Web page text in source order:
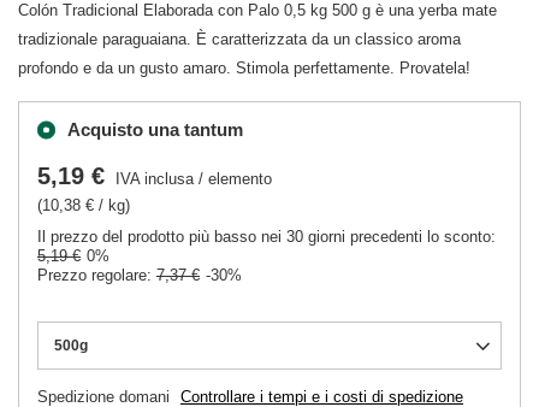
Colón Tradicional Elaborada con Palo 0,5 kg 500 g è una yerba mate
tradizionale paraguaiana. È caratterizzata da un classico aroma
profondo e da un gusto amaro. Stimola perfettamente. Provatela!
Acquisto una tantum
500g
Spedizione domani Controllare i tempi e i costi di spedizione
5,19 € IVA inclusa/ elemento
(10,38 € / kg)
Il prezzo del prodotto più basso nei 30 giorni precedenti lo sconto:
5,19 € 0%
Prezzo regolare: 7,37 € -30%